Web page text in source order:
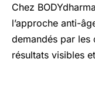
Chez
l’approche anti-
demandés par les
résultats visibles